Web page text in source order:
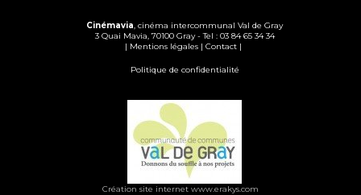
Cinémavia, cinéma intercommunal Val de Gray
3 Quai Mavia, 70100 Gray - Tel : 03 84 65 34 34
| Mentions légales | Contact |
Politique de confidentialité
Création site internet www.erakys.com